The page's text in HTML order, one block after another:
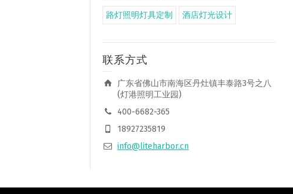
路灯照明灯具定制 酒店灯光设计
联系方式
广东省佛山市南海区丹灶镇丰泰路3号之八
(灯港照明工业园)
400-6682-365
18927235819
info@liteharbor.cn